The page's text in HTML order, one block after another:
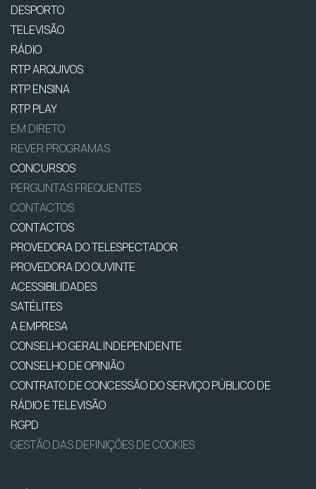
DESPORTO
TELEVISÃO
RÁDIO
RTP ARQUIVOS
RTP ENSINA
RTP PLAY
EM DIRETO
REVER PROGRAMAS
CONCURSOS
PERGUNTAS FREQUENTES
CONTACTOS
CONTACTOS
PROVEDORA DO TELESPECTADOR
PROVEDORA DO OUVINTE
ACESSIBILIDADES
SATÉLITES
A EMPRESA
CONSELHO GERAL INDEPENDENTE
CONSELHO DE OPINIÃO
CONTRATO DE CONCESSÃO DO SERVIÇO PÚBLICO DE
RÁDIO E TELEVISÃO
RGPD
GESTÃO DAS DEFINIÇÕES DE COOKIES